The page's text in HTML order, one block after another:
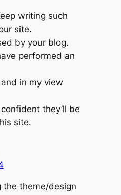
writing such
site.
by your blog.
performed an
in my view
they’ll be
site.
the theme/design